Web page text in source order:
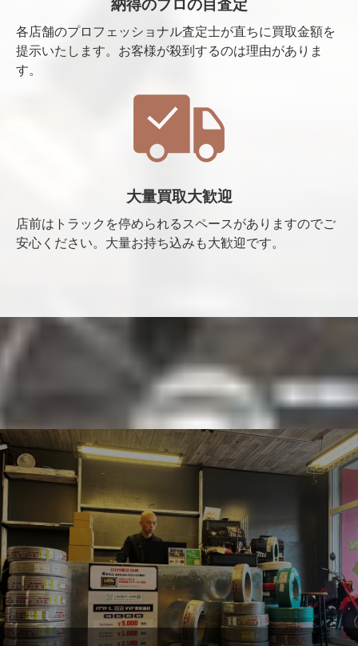
納得のプロの目査定
各店舗のプロフェッショナル査定士が直ちに買取金額を
提示いたします。お客様が殺到するのは理由がありま
す。
大量買取大歓迎
店前はトラックを停められるスペースがありますのでご
安心ください。大量お持ち込みも大歓迎です。